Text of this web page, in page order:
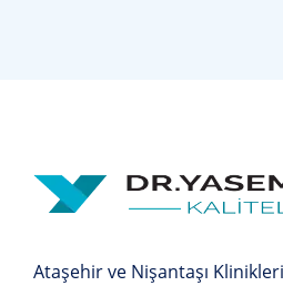
Ataşehir ve Nişantaşı